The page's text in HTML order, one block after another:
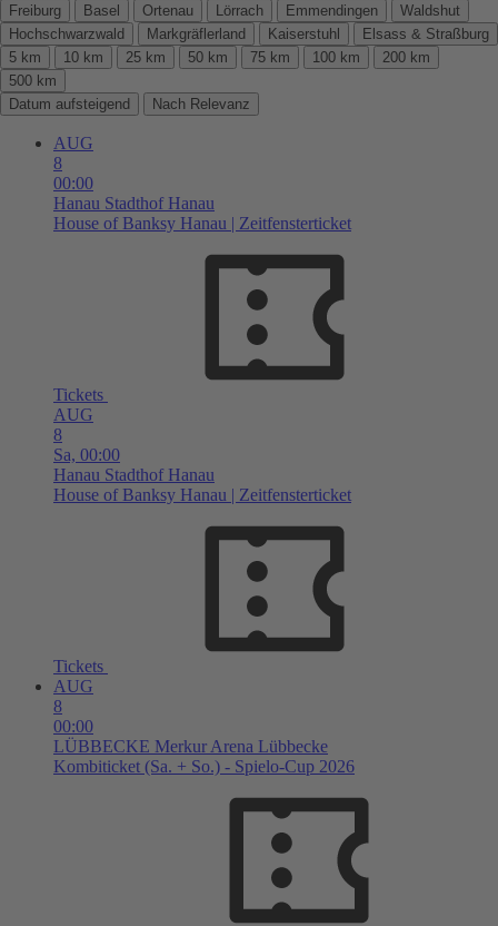
Freiburg
Basel Ortenau Lörrach Emmendingen
Waldshut
Hochschwarzwald
Markgräflerland Kaiserstuhl
Elsass & Straßburg
5 km
10 km 25 km 50 km 75 km 100 km
200 km
500 km
Datum aufsteigend
Nach Relevanz
AUG
8
00:00
Hanau Stadthof Hanau
House of Banksy Hanau | Zeitfensterticket
Tickets
AUG
8
Sa, 00:00
Hanau Stadthof Hanau
House of Banksy Hanau | Zeitfensterticket
Tickets
AUG
8
00:00
LÜBBECKE Merkur Arena Lübbecke
Kombiticket (Sa. + So.) - Spielo-Cup 2026